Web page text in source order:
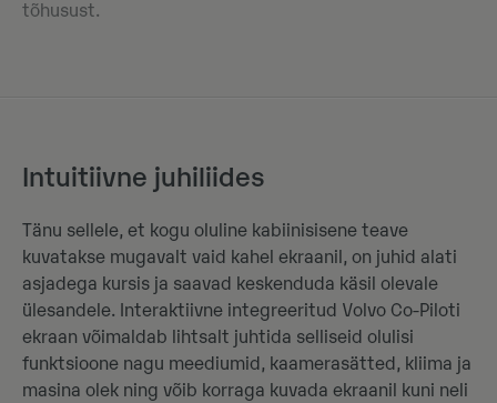
tõhusust.
Intuitiivne juhiliides
Tänu sellele, et kogu oluline kabiinisisene teave
kuvatakse mugavalt vaid kahel ekraanil, on juhid alati
asjadega kursis ja saavad keskenduda käsil olevale
ülesandele. Interaktiivne integreeritud Volvo Co-Piloti
ekraan võimaldab lihtsalt juhtida selliseid olulisi
funktsioone nagu meediumid, kaamerasätted, kliima ja
masina olek ning võib korraga kuvada ekraanil kuni neli